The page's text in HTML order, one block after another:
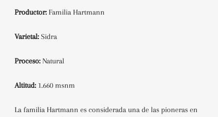
Productor: Familia Hartmann
Varietal: Sidra
Proceso: Natural
Altitud: 1.660 msnm
La familia Hartmann es considerada una de las pioneras en